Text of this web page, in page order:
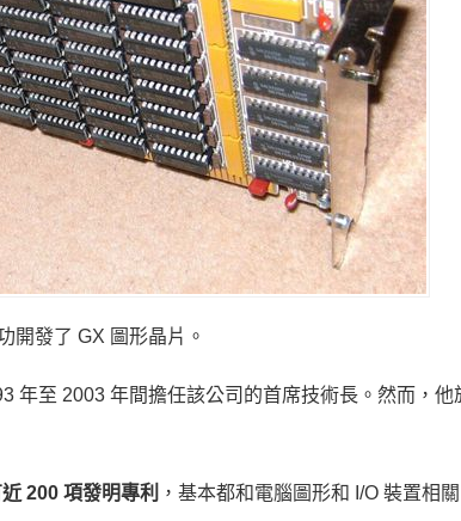
開發了 GX 圖形晶片。
年至 2003 年間擔任該公司的首席技術長。然而，他
200 項發明專利 ，基本都和電腦圖形和 I/O 裝置相